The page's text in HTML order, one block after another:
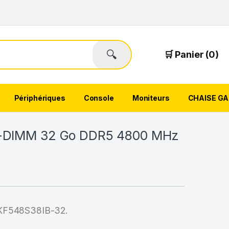
🔍 🛒 Panier (0)
Périphériques Console Moniteurs CHAISE
32 Go DDR5 4800 MHz
32.